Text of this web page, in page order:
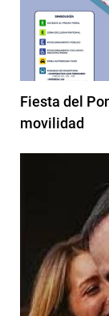
Fiesta del
movilidad